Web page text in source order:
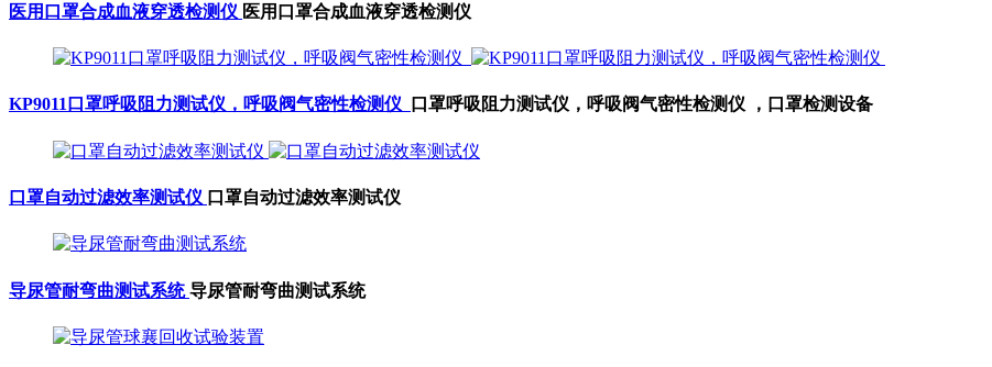
医用口罩合成血液穿透检测仪 医用口罩合成血液穿透检测仪
KP9011口罩呼吸阻力测试仪，呼吸阀气密性检测仪 口罩呼吸阻力测试仪，呼吸阀气密性检测仪 ，口罩检测设备
口罩自动过滤效率测试仪 口罩自动过滤效率测试仪
导尿管耐弯曲测试系统导尿管耐弯曲测试系统